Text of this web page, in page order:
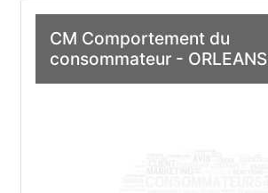
CM Comportement du
consommateur - ORLEANS